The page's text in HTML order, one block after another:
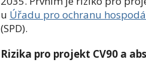
u Úřadu pro ochranu
(SPD).
Rizika pro projekt CV90 a